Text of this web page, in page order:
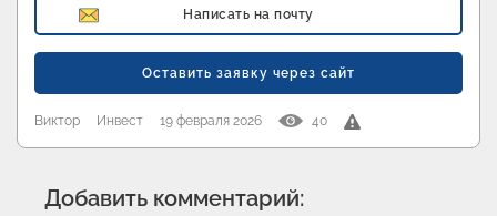
Написать на почту
Оставить заявку через сайт
Виктор Инвест 19 февраля 2026 40
Добавить комментарий: